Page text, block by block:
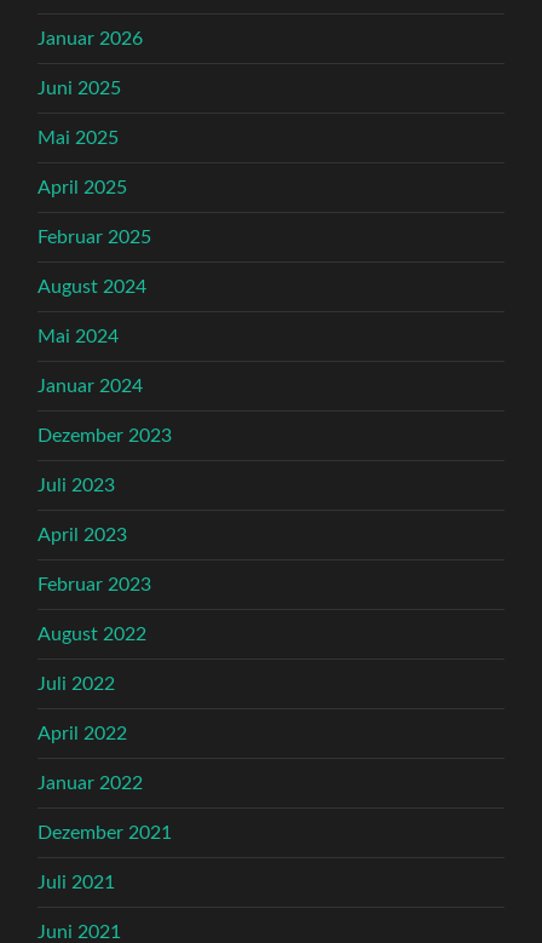
Januar 2026
Juni 2025
Mai 2025
April 2025
Februar 2025
August 2024
Mai 2024
Januar 2024
Dezember 2023
Juli 2023
April 2023
Februar 2023
August 2022
Juli 2022
April 2022
Januar 2022
Dezember 2021
Juli 2021
Juni 2021